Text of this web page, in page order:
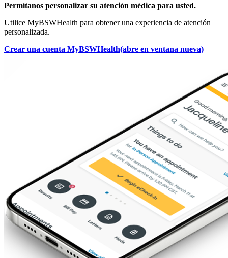
Permítanos personalizar su atención médica para usted.
Utilice MyBSWHealth para obtener una experiencia de atención
personalizada.
Crear una cuenta MyBSWHealth(abre en ventana nueva)